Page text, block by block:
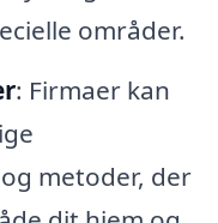
områder.
: Firmaer kan
metoder, der